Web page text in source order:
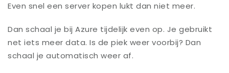
Even snel een server kopen lukt dan niet meer.
Dan schaal je bij Azure tijdelijk even op. Je gebruikt
net iets meer data. Is de piek weer voorbij? Dan
schaal je automatisch weer af.